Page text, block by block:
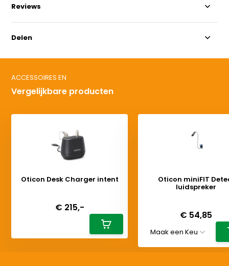
Reviews
Delen
ACCESSOIRES EN
Vergelijkbare producten
Oticon Desk Charger intent
€ 215,-
Oticon miniFIT
luidspreker
€ 54,85